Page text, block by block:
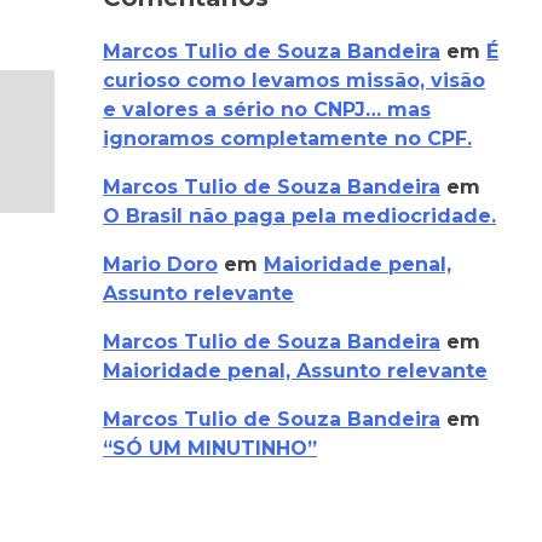
Marcos Tulio de Souza Bandeira em É
curioso como levamos missão, visão
e valores a sério no CNPJ… mas
ignoramos completamente no CPF.
Marcos Tulio de Souza Bandeira em
O Brasil não paga pela mediocridade.
Mario Doro em Maioridade penal,
Assunto relevante
Marcos Tulio de Souza Bandeira em
Maioridade penal, Assunto relevante
Marcos Tulio de Souza Bandeira em
“SÓ UM MINUTINHO”